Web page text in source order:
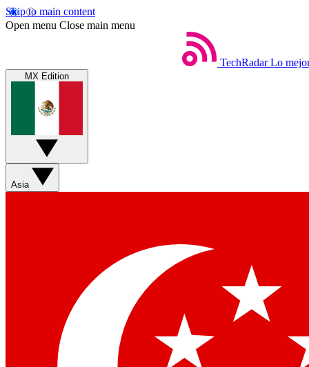
Skip to main content
Open menu Close main menu
TechRadar Lo
MX Edition
Asia